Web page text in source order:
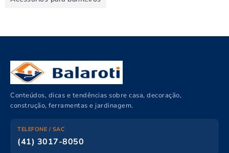
Conteúdos, dicas e tendências sobre casa, decoração,
construção, ferramentas e jardinagem.
TELEFONE / SAC
(41) 3017-8050